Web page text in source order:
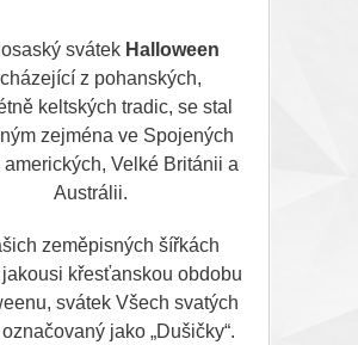
svátek Halloween
z pohanských,
keltských tradic, se stal
zejména ve Spojených
amerických, Velké Británii a
Austrálii.
zeměpisných šířkách
křesťanskou obdobu
svátek Všech svatých
označovaný jako „Dušičky“.